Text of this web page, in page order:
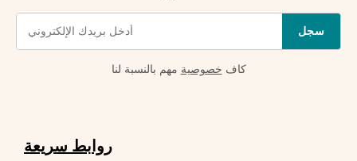
سجل
كاف خصوصية مهم بالنسبة لنا
روابط سريعة